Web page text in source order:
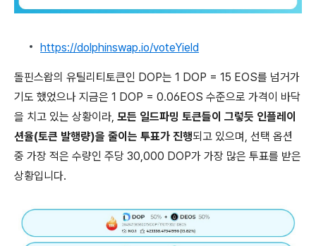
https://dolphinswap.io/voteYield
돌핀스왑의 유틸리티토큰인 DOP는 1 DOP = 15 EOS를 넘거가
기도 했었으나 지금은 1 DOP = 0.06EOS 수준으로 가격이 바닥
을 치고 있는 상황이라, 모든 일드파밍 토큰들이 그렇듯 인플레이
션율(토큰 발행량)을 줄이는 투표가 진행되고 있으며, 선택 옵션
중 가장 적은 수량인 주당 30,000 DOP가 가장 많은 투표를 받은
상황입니다.